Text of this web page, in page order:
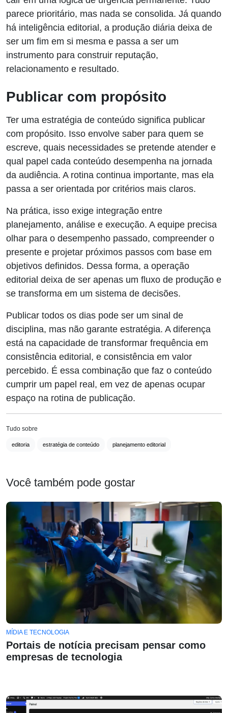
parece prioritário, mas nada se consolida. Já quando
há inteligência editorial, a produção diária deixa de
ser um fim em si mesma e passa a ser um
instrumento para construir reputação,
relacionamento e resultado.
Publicar com propósito
Ter uma estratégia de conteúdo significa publicar
com propósito. Isso envolve saber para quem se
escreve, quais necessidades se pretende atender e
qual papel cada conteúdo desempenha na jornada
da audiência. A rotina continua importante, mas ela
passa a ser orientada por critérios mais claros.
Na prática, isso exige integração entre
planejamento, análise e execução. A equipe precisa
olhar para o desempenho passado, compreender o
presente e projetar próximos passos com base em
objetivos definidos. Dessa forma, a operação
editorial deixa de ser apenas um fluxo de produção e
se transforma em um sistema de decisões.
Publicar todos os dias pode ser um sinal de
disciplina, mas não garante estratégia. A diferença
está na capacidade de transformar frequência em
consistência editorial, e consistência em valor
percebido. É essa combinação que faz o conteúdo
cumprir um papel real, em vez de apenas ocupar
espaço na rotina de publicação.
Tudo sobre
editoria estratégia de conteúdo planejamento editorial
Você também pode gostar
MÍDIA E TECNOLOGIA
Portais de notícia precisam pensar como
empresas de tecnologia